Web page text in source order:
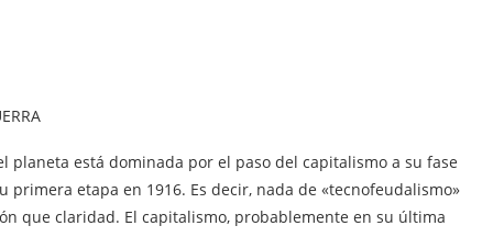
planeta está dominada por el paso del capitalismo a su fase
etapa en 1916. Es decir, nada de «tecnofeudalismo»
que claridad. El capitalismo, probablemente en su última